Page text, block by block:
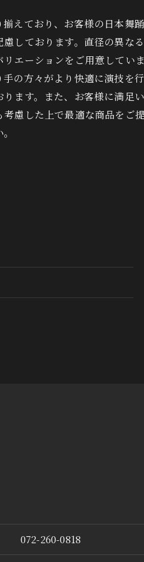
えており、お客様の日本舞
しております。直径の異な
エーションをご用意してい
の方々がより快適に演技を
ます。また、お客様に満足
慮した上で最適な商品をご
072-260-0818